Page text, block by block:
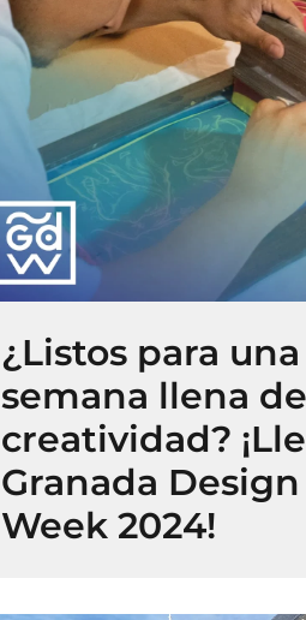
¿Listos para una
semana llena de
creatividad?
Granada Design
Week 2024!